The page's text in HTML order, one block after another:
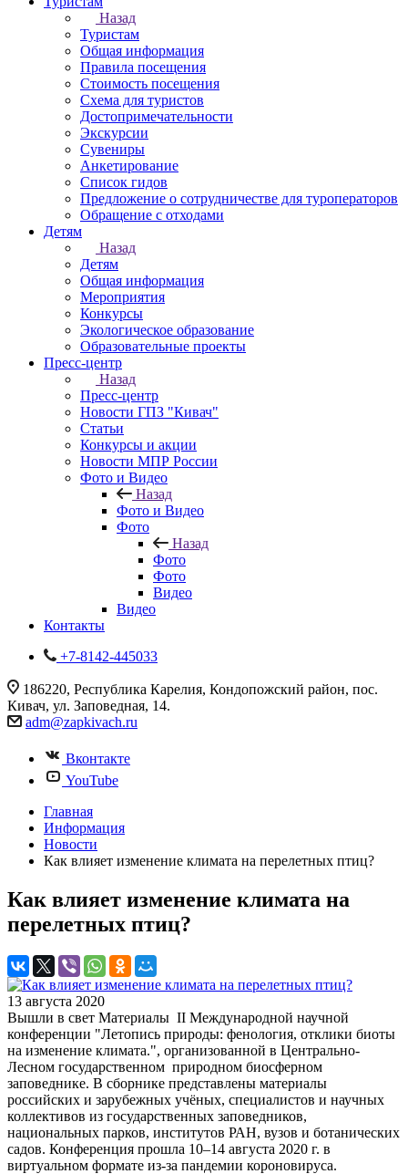
Назад
Туристам
Общая информация
Правила посещения
Стоимость посещения
Схема для туристов
Достопримечательности
Экскурсии
Сувениры
Анкетирование
Список гидов
Предложение о сотрудничестве для туроператоров
Обращение с отходами
Детям
Назад
Детям
Общая информация
Мероприятия
Конкурсы
Экологическое образование
Образовательные проекты
Пресс-центр
Назад
Пресс-центр
Новости ГПЗ "Кивач"
Статьи
Конкурсы и акции
Новости МПР России
Фото и Видео
Назад
Фото и Видео
Фото
Назад
Фото
Фото
Видео
Видео
Контакты
+7-8142-445033
186220, Республика Карелия, Кондопожский район, пос.
Кивач, ул. Заповедная, 14.
adm@zapkivach.ru
Вконтакте
YouTube
Главная
Информация
Новости
Как влияет изменение климата на перелетных птиц?
Как влияет изменение климата на
перелетных птиц?
13 августа 2020
Вышли в свет Материалы II Международной научной
конференции "Летопись природы: фенология, отклики биоты
на изменение климата.", организованной в Центрально-
Лесном государственном природном биосферном
заповеднике. В сборнике представлены материалы
российских и зарубежных учёных, специалистов и научных
коллективов из государственных заповедников,
национальных парков, институтов РАН, вузов и ботанических
садов. Конференция прошла 10–14 августа 2020 г. в
виртуальном формате из-за пандемии короновируса.